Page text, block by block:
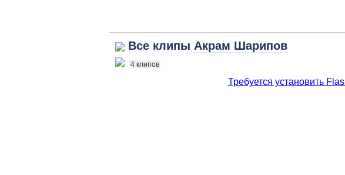
Все клипы Акрам Шарипов
4 клипов
Требуется установить